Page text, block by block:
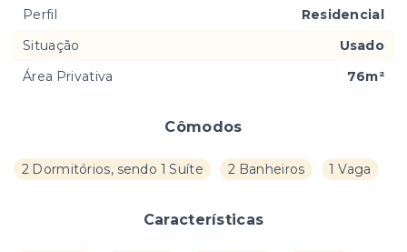
Cômodos
2 Dormitórios, sendo 1 Suíte 2 Banheiros 1 Vaga
Características
Perfil
Residencial
Situação
Usado
Área Privativa
76m²